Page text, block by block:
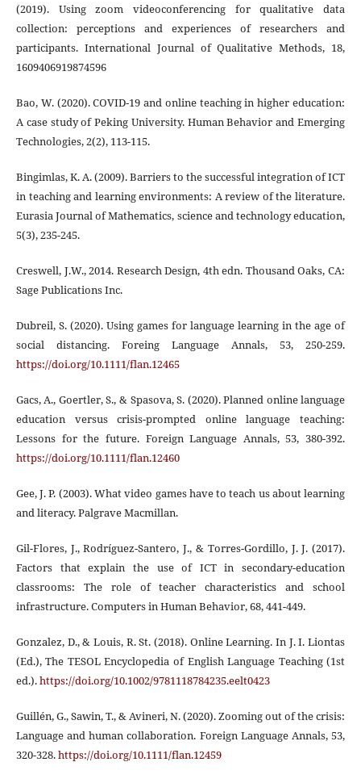
(2019). Using zoom videoconferencing for qualitative data
collection: perceptions and experiences of researchers and
participants. International Journal of Qualitative Methods, 18,
1609406919874596
Bao, W. (2020). COVID‐19 and online teaching in higher education:
A case study of Peking University. Human Behavior and Emerging
Technologies, 2(2), 113-115.
Bingimlas, K. A. (2009). Barriers to the successful integration of ICT
in teaching and learning environments: A review of the literature.
Eurasia Journal of Mathematics, science and technology education,
5(3), 235-245.
Creswell, J.W., 2014. Research Design, 4th edn. Thousand Oaks, CA:
Sage Publications Inc.
Dubreil, S. (2020). Using games for language learning in the age of
social distancing. Foreing Language Annals, 53, 250-259.
https://doi.org/10.1111/flan.12465
Gacs, A., Goertler, S., & Spasova, S. (2020). Planned online language
education versus crisis-prompted online language teaching:
Lessons for the future. Foreign Language Annals, 53, 380-392.
https://doi.org/10.1111/flan.12460
Gee, J. P. (2003). What video games have to teach us about learning
and literacy. Palgrave Macmillan.
Gil-Flores, J., Rodríguez-Santero, J., & Torres-Gordillo, J. J. (2017).
Factors that explain the use of ICT in secondary-education
classrooms: The role of teacher characteristics and school
infrastructure. Computers in Human Behavior, 68, 441-449.
Gonzalez, D., & Louis, R. St. (2018). Online Learning. In J. I. Liontas
(Ed.), The TESOL Encyclopedia of English Language Teaching (1st
ed.).https://doi.org/10.1002/9781118784235.eelt0423
Guillén, G., Sawin, T., & Avineri, N. (2020). Zooming out of the crisis:
Language and human collaboration. Foreign Language Annals, 53,
320-328.https://doi.org/10.1111/flan.12459